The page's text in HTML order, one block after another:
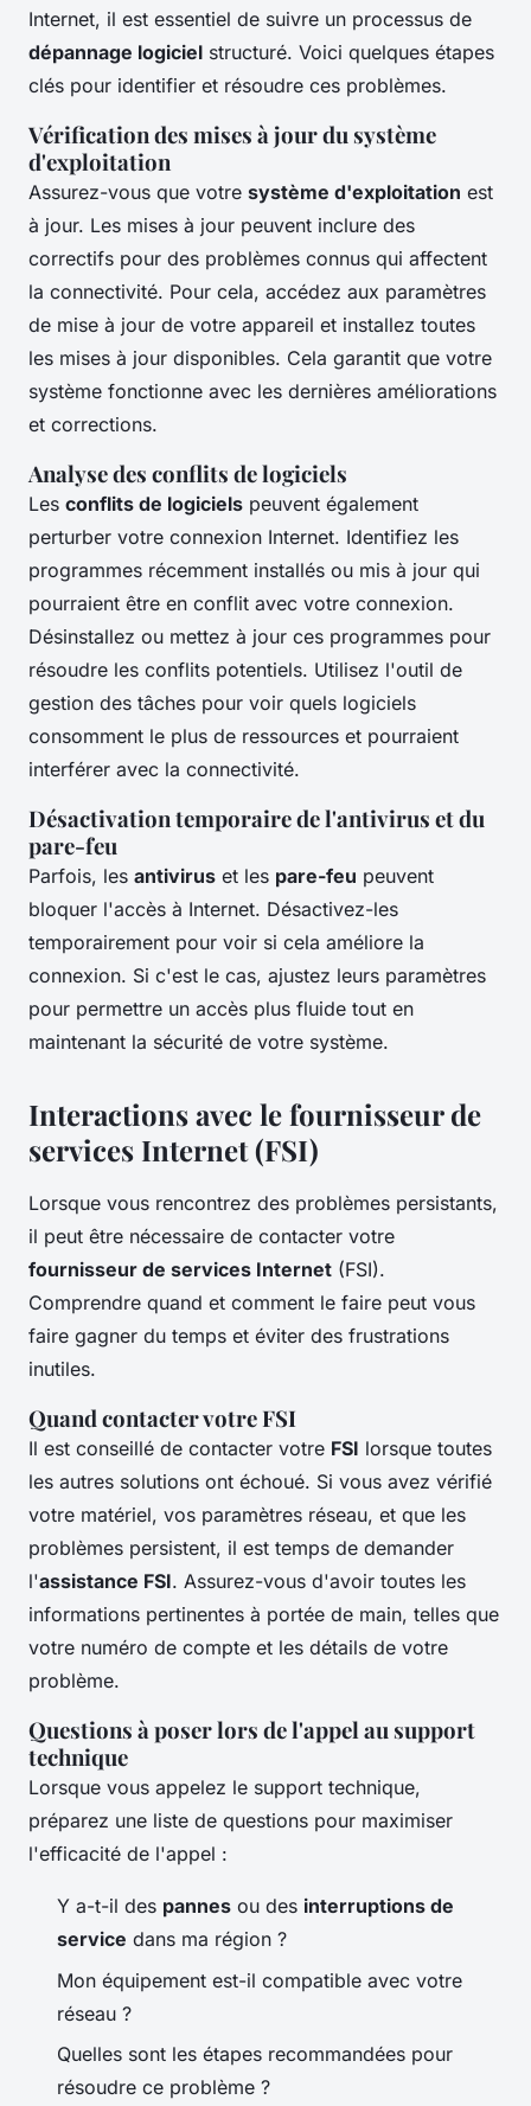
Internet, il est essentiel de suivre un processus de
dépannage logiciel structuré. Voici quelques étapes
clés pour identifier et résoudre ces problèmes.
Vérification des mises à jour du système
d'exploitation
Assurez-vous que votre système d'exploitation est
à jour. Les mises à jour peuvent inclure des
correctifs pour des problèmes connus qui affectent
la connectivité. Pour cela, accédez aux paramètres
de mise à jour de votre appareil et installez toutes
les mises à jour disponibles. Cela garantit que votre
système fonctionne avec les dernières améliorations
et corrections.
Analyse des conflits de logiciels
Les conflits de logiciels peuvent également
perturber votre connexion Internet. Identifiez les
programmes récemment installés ou mis à jour qui
pourraient être en conflit avec votre connexion.
Désinstallez ou mettez à jour ces programmes pour
résoudre les conflits potentiels. Utilisez l'outil de
gestion des tâches pour voir quels logiciels
consomment le plus de ressources et pourraient
interférer avec la connectivité.
Désactivation temporaire de l'antivirus et du
pare-feu
Parfois, les antivirus et les pare-feu peuvent
bloquer l'accès à Internet. Désactivez-les
temporairement pour voir si cela améliore la
connexion. Si c'est le cas, ajustez leurs paramètres
pour permettre un accès plus fluide tout en
maintenant la sécurité de votre système.
Interactions avec le fournisseur de
services Internet (FSI)
Lorsque vous rencontrez des problèmes persistants,
il peut être nécessaire de contacter votre
fournisseur de services Internet (FSI).
Comprendre quand et comment le faire peut vous
faire gagner du temps et éviter des frustrations
inutiles.
Quand contacter votre FSI
Il est conseillé de contacter votre FSI lorsque toutes
les autres solutions ont échoué. Si vous avez vérifié
votre matériel, vos paramètres réseau, et que les
problèmes persistent, il est temps de demander
l'assistance FSI. Assurez-vous d'avoir toutes les
informations pertinentes à portée de main, telles que
votre numéro de compte et les détails de votre
problème.
Questions à poser lors de l'appel au support
technique
Lorsque vous appelez le support technique,
préparez une liste de questions pour maximiser
l'efficacité de l'appel :
Y a-t-il des pannes ou des interruptions de
service dans ma région ?
Mon équipement est-il compatible avec votre
réseau ?
Quelles sont les étapes recommandées pour
résoudre ce problème ?